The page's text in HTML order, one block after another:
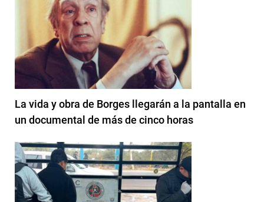
La vida y obra de Borges llegarán a la pantalla en
un documental de más de cinco horas